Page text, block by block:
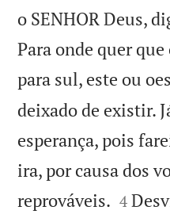
o SENHOR Deus,
Para onde quer
para sul, este ou
deixado de existir.
esperança, pois
ira, por causa dos
reprováveis. 

4